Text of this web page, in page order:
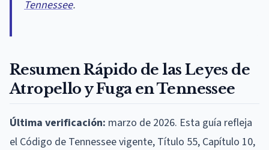
Tennessee.
Resumen Rápido de las Leyes de
Atropello y Fuga en Tennessee
Última verificación: marzo de 2026. Esta guía refleja
el Código de Tennessee vigente, Título 55, Capítulo 10,